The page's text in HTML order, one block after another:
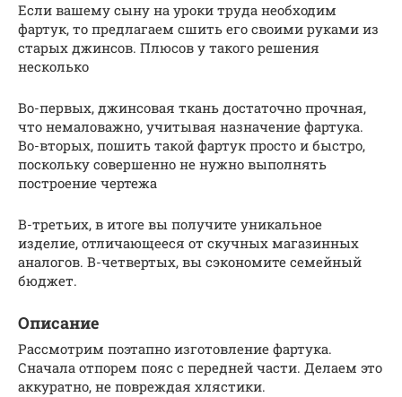
Если вашему сыну на уроки труда необходим
фартук, то предлагаем сшить его своими руками из
старых джинсов. Плюсов у такого решения
несколько
Во-первых, джинсовая ткань достаточно прочная,
что немаловажно, учитывая назначение фартука.
Во-вторых, пошить такой фартук просто и быстро,
поскольку совершенно не нужно выполнять
построение чертежа
В-третьих, в итоге вы получите уникальное
изделие, отличающееся от скучных магазинных
аналогов. В-четвертых, вы сэкономите семейный
бюджет.
Описание
Рассмотрим поэтапно изготовление фартука.
Сначала отпорем пояс с передней части. Делаем это
аккуратно, не повреждая хлястики.